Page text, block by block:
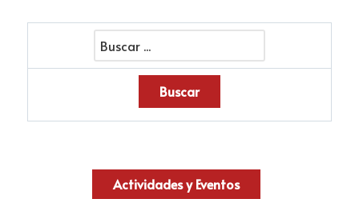
Actividades y Eventos